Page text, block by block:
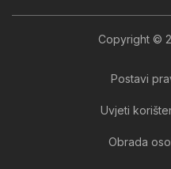
Copyright ©
Postavi
Uvjeti
Obrada